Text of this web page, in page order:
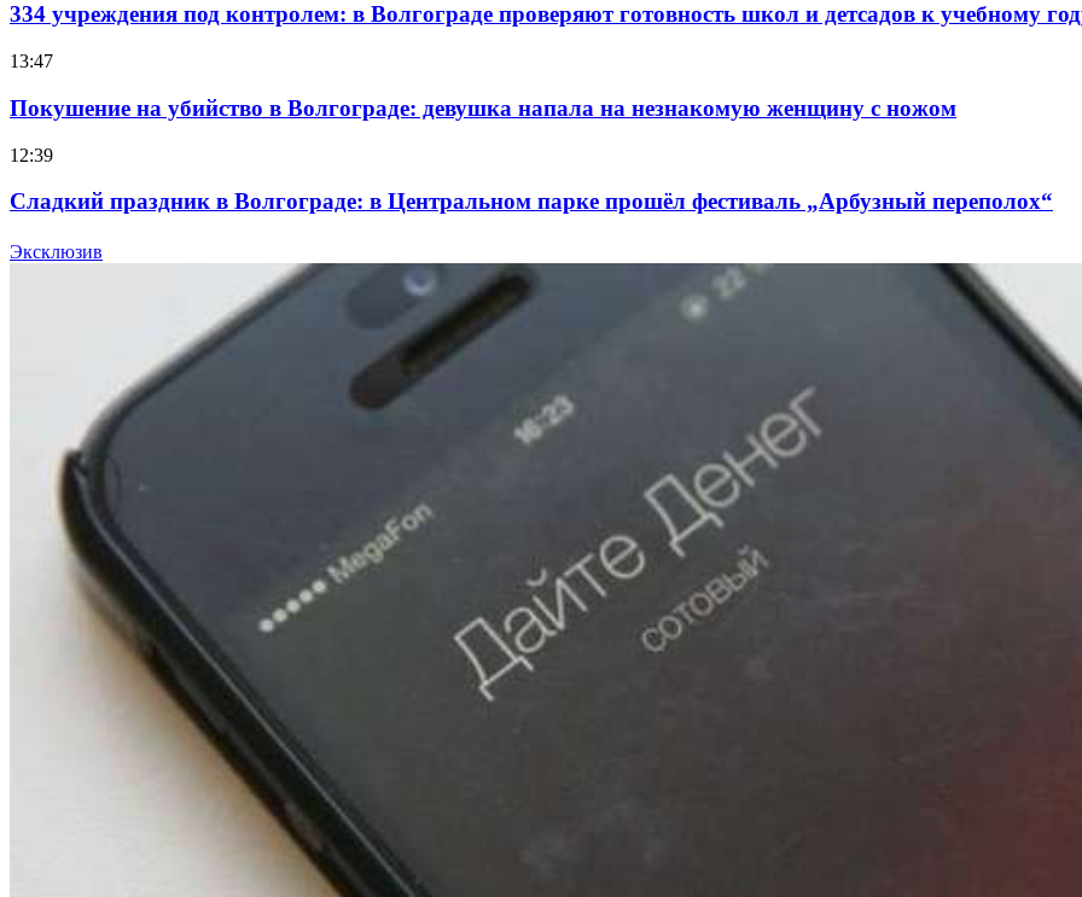
334 учреждения под контролем: в Волгограде проверяют готовность школ и детсадов к учебному
13:47
Покушение на убийство в Волгограде: девушка напала на незнакомую женщину с ножом
12:39
Сладкий праздник в Волгограде: в Центральном парке прошёл фестиваль „Арбузный переполох“
15:10
Волгоградские компании нарастили экспорт: заключены контракты на 3,6 млн долларов
Эксклюзив